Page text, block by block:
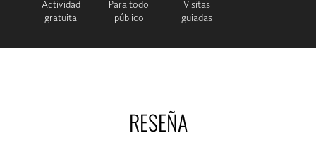
Actividad
gratuita
Para todo
público
Visitas
guiadas
RESEÑA